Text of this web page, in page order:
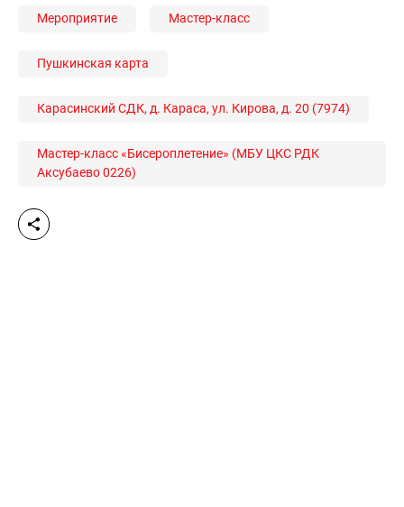
Мероприятие Мастер-класс
Пушкинская карта
Карасинский СДК, д. Караса, ул. Кирова, д. 20 (7974)
Мастер-класс «Бисероплетение» (МБУ ЦКС РДК
Аксубаево 0226)